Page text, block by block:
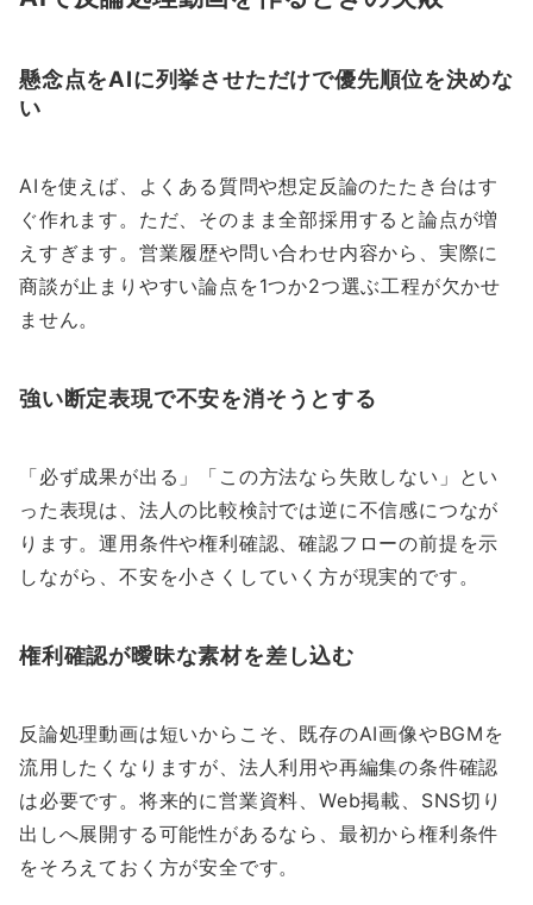
懸念点をAIに列挙させただけで優先順位を決めな
い
AIを使えば、よくある質問や想定反論のたたき台はす
ぐ作れます。ただ、そのまま全部採用すると論点が増
えすぎます。営業履歴や問い合わせ内容から、実際に
商談が止まりやすい論点を1つか2つ選ぶ工程が欠かせ
ません。
強い断定表現で不安を消そうとする
「必ず成果が出る」「この方法なら失敗しない」とい
った表現は、法人の比較検討では逆に不信感につなが
ります。運用条件や権利確認、確認フローの前提を示
しながら、不安を小さくしていく方が現実的です。
権利確認が曖昧な素材を差し込む
反論処理動画は短いからこそ、既存のAI画像やBGMを
流用したくなりますが、法人利用や再編集の条件確認
は必要です。将来的に営業資料、Web掲載、SNS切り
出しへ展開する可能性があるなら、最初から権利条件
をそろえておく方が安全です。